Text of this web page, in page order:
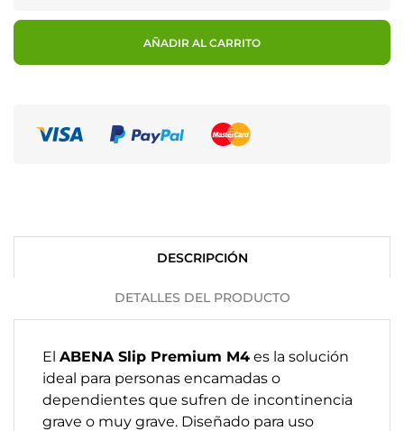
AÑADIR AL CARRITO
DESCRIPCIÓN
DETALLES DEL PRODUCTO
El ABENA Slip Premium M4 es la solución
ideal para personas encamadas o
dependientes que sufren de incontinencia
grave o muy grave. Diseñado para uso